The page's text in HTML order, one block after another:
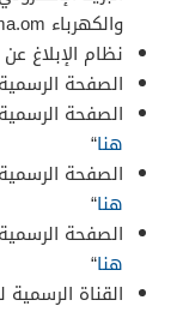
والكهرباء
نظام الإبلاغ
الصفحة
الصفحة
هنا“
الصفحة
هنا“
الصفحة
هنا“
القناة